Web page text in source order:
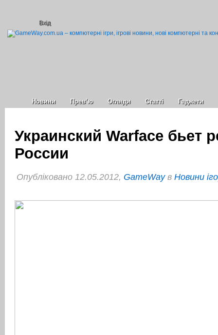
Вхід
Новини Прев’ю Огляди Статті Гаджети
Украинский Warface бьет
России
Опубліковано 12.05.2012, GameWayв Новини